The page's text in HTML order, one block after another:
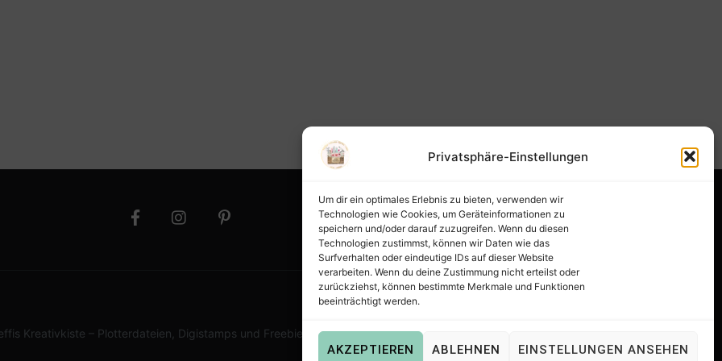
Privatsphäre-Einstellungen
Um dir ein optimales Erlebnis zu bieten, verwenden wir
Technologien wie Cookies, um Geräteinformationen zu
speichern und/oder darauf zuzugreifen. Wenn du diesen
Technologien zustimmst, können wir Daten wie das
Surfverhalten oder eindeutige IDs auf dieser Website
verarbeiten. Wenn du deine Zustimmung nicht erteilst oder
zurückziehst, können bestimmte Merkmale und Funktionen
beeinträchtigt werden.
AKZEPTIEREN ABLEHNEN EINSTELLUNGEN ANSEHEN
Kreativkiste – Plotterdateien, Digistamps und Freebies in SVG, PNG, DXF, EPS & PDF